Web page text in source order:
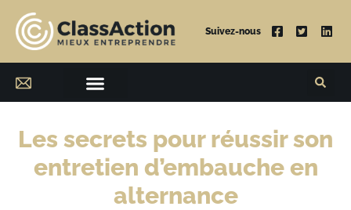
Suivez-nous
Les secrets pour réussir son
entretien d’embauche en
alternance